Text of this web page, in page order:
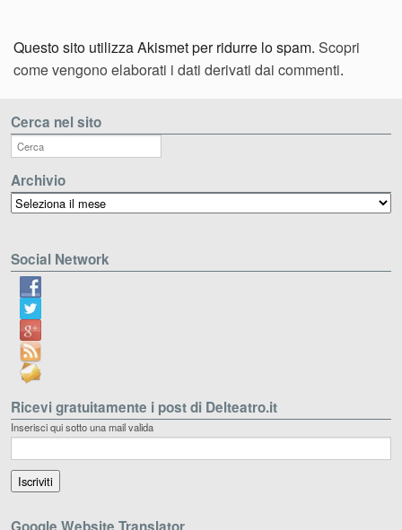
Questo sito utilizza Akismet per ridurre lo spam. Scopri
come vengono elaborati i dati derivati dai commenti.
Cerca nel sito
Archivio
Archivio
Social Network
Ricevi gratuitamente i post di Delteatro.it
Inserisci qui sotto una mail valida